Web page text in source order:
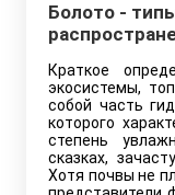
Болото -
Краткое
экосистемы,
собой часть
которого
степень
сказках,
Хотя почвы не